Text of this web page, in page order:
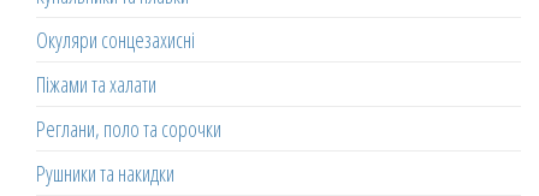
Окуляри сонцезахисні
Піжами та халати
Реглани, поло та сорочки
Рушники та накидки